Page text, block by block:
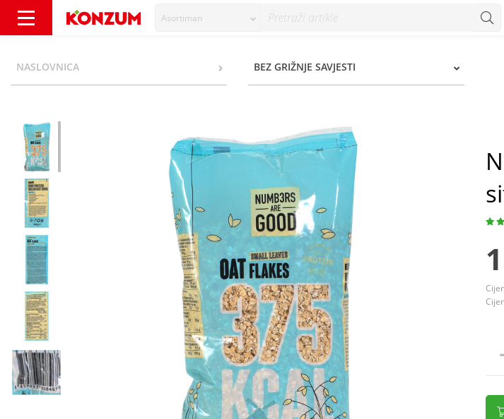
Asortiman
NASLOVNICA BEZ GRIŽNJE SAVJESTI
1